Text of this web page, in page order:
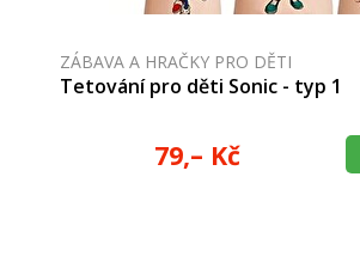
ZÁBAVA A HRAČKY PRO DĚTI
Tetování pro děti Sonic - typ 1
79,– Kč